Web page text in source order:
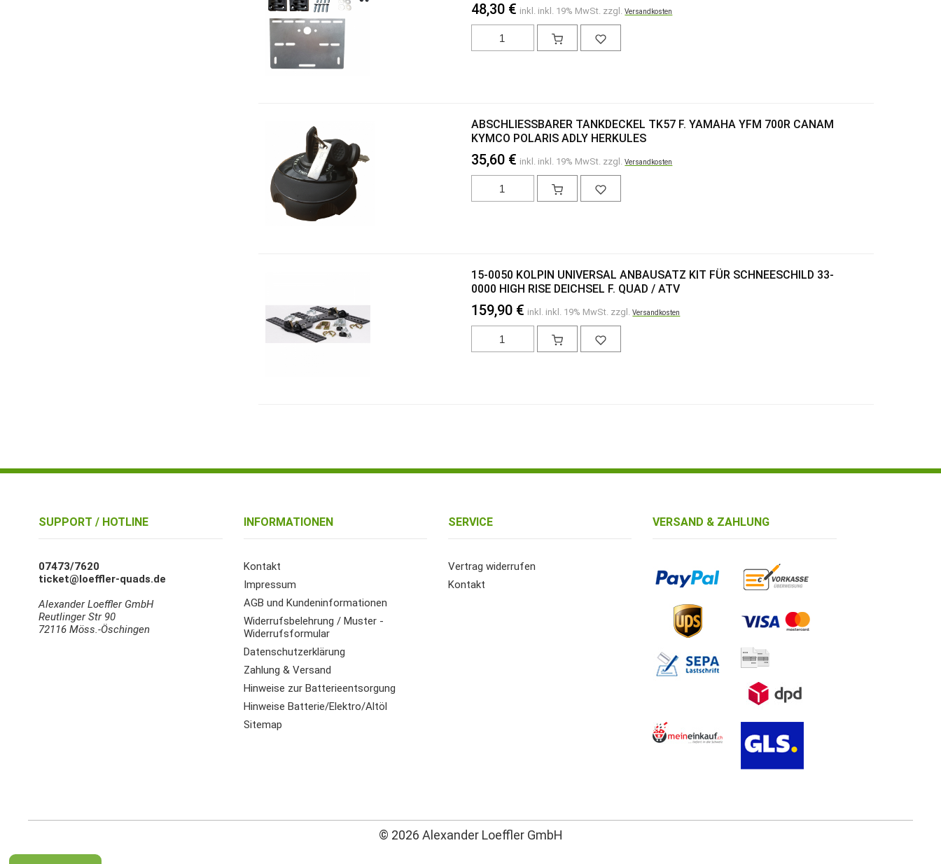
48,30 € inkl. inkl. 19% MwSt. zzgl.Versandkosten
ABSCHLIESSBARER TANKDECKEL TK57 F. YAMAHA YFM 700R CANAM
KYMCO POLARIS ADLY HERKULES
35,60 € inkl. inkl. 19% MwSt. zzgl.Versandkosten
15-0050 KOLPIN UNIVERSAL ANBAUSATZ KIT FÜR SCHNEESCHILD 33-
0000 HIGH RISE DEICHSEL F. QUAD / ATV
159,90 € inkl. inkl. 19% MwSt. zzgl.Versandkosten
SUPPORT / HOTLINE
07473/7620
ticket@loeffler-quads.de
Alexander Loeffler GmbH
Reutlinger Str 90
72116 Möss.-Öschingen
INFORMATIONEN
Kontakt
Impressum
AGB und Kundeninformationen
Widerrufsbelehrung / Muster -
Widerrufsformular
Datenschutzerklärung
Zahlung & Versand
Hinweise zur Batterieentsorgung
Hinweise Batterie/Elektro/Altöl
Sitemap
SERVICE
Vertrag widerrufen
Kontakt
VERSAND & ZAHLUNG
© 2026 Alexander Loeffler GmbH